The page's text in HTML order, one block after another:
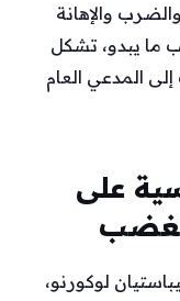
والإهانة
ما يبدو، تشكل
المدعي العام
على
لوكورنو،